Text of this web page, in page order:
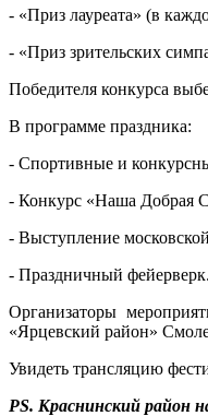
- «Приз лауреата» (в
- «Приз зрительских
Победителя конкурса
В программе праздника:
- Спортивные и
- Конкурс «Наша Добрая
- Выступление
- Праздничный фейерверк.
Организаторы
«Ярцевский район»
Увидеть трансляцию
PS. Краснинский район